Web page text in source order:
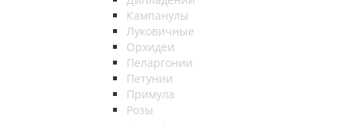
Кампанулы
Луковичные
Орхидеи
Пеларгонии
Петунии
Примула
Розы